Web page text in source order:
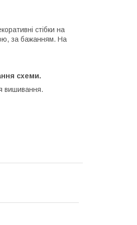
стібки на
за бажанням. На
схеми.
вишивання.